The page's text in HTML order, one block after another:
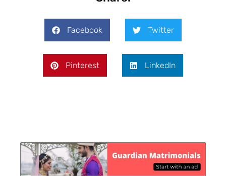
Facebook Twitter
Pinterest LinkedIn